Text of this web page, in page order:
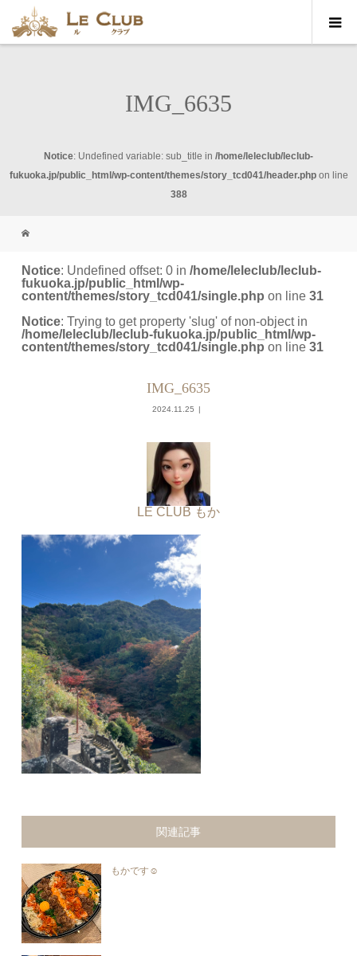
IMG_6635
Notice: Undefined variable: sub_title in /home/leleclub/leclub-
fukuoka.jp/public_html/wp-content/themes/story_tcd041/header.phpon line
388
Notice: Undefined offset: 0 in/home/leleclub/leclub-
fukuoka.jp/public_html/wp-
content/themes/story_tcd041/single.php on line31
Notice: Trying to get property 'slug' of non-object in
/home/leleclub/leclub-fukuoka.jp/public_html/wp-
content/themes/story_tcd041/single.php on line31
IMG_6635
2024.11.25
LE CLUB もか
関連記事
もかです☺︎︎